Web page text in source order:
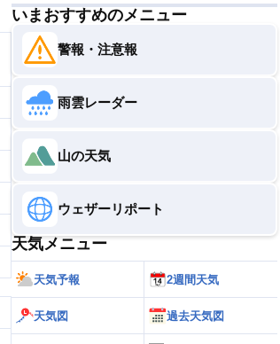
いまおすすめのメニュー
警報・注意報
雨雲レーダー
山の天気
ウェザーリポート
天気メニュー
天気予報 2週間天気
天気図 過去天気図